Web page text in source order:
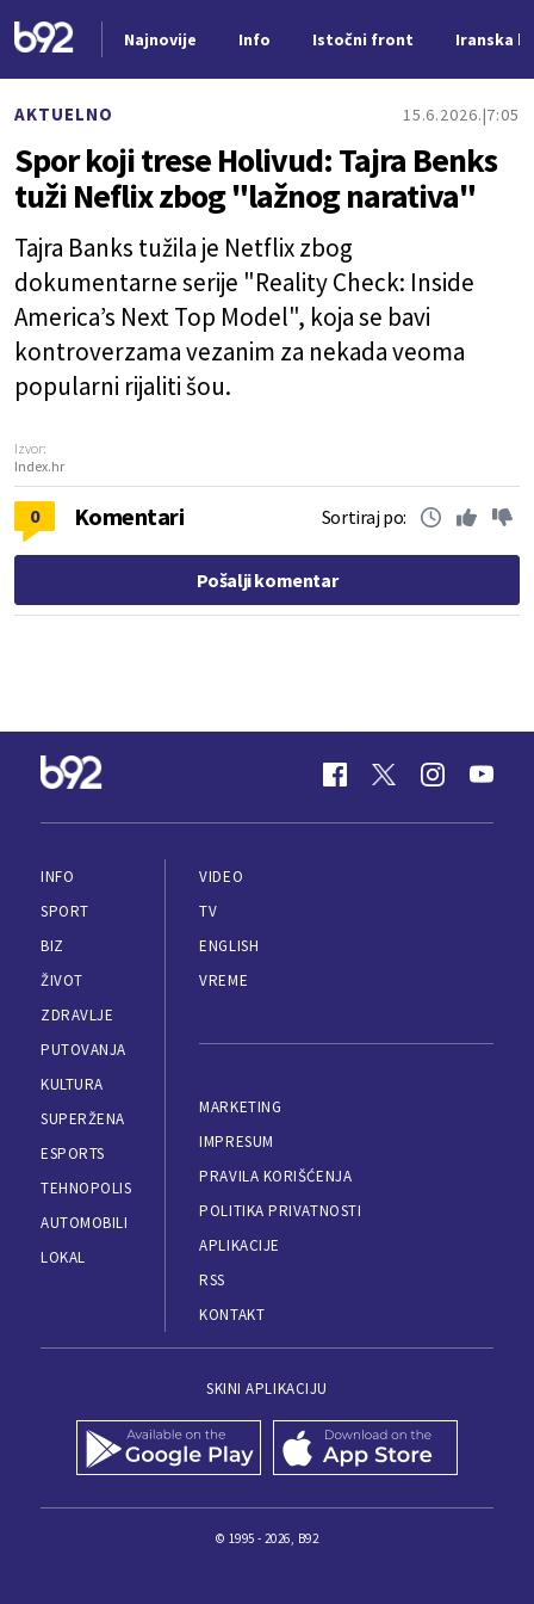
Najnovije Info Istočni front Iranska
AKTUELNO 15.6.2026. 7:05
Spor koji trese Holivud: Tajra Benks
tuži Neflix zbog "lažnog narativa"
Tajra Banks tužila je Netflix zbog
dokumentarne serije "Reality Check: Inside
America’s Next Top Model", koja se bavi
kontroverzama vezanim za nekada veoma
popularni rijaliti šou.
Izvor:
Index.hr
0 Komentari Sortiraj po:
Pošalji komentar
INFO
SPORT
BIZ
ŽIVOT
ZDRAVLJE
PUTOVANJA
KULTURA
SUPERŽENA
ESPORTS
TEHNOPOLIS
AUTOMOBILI
LOKAL
VIDEO
TV
ENGLISH
VREME
MARKETING
IMPRESUM
PRAVILA KORIŠĆENJA
POLITIKA PRIVATNOSTI
APLIKACIJE
RSS
KONTAKT
SKINI APLIKACIJU
© 1995 - 2026, B92